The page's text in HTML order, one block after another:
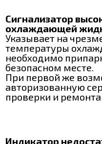
Сигнализатор
охлаждающей
Указывает на
температуры
необходимо
безопасном месте.
При первой же
авторизованную
проверки и
Индикатор